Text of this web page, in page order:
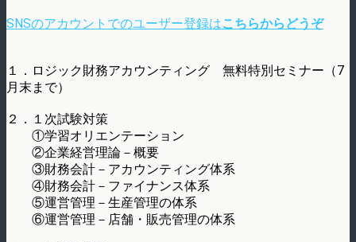
SNSのアカウントでのユーザー登録はこちらからどうぞ
１．ロジック財務アカウンティング 無料特別セミナー（7
月末まで）
２．１次試験対策
①学習オリエンテーション
②企業経営理論－概要
③財務会計－アカウンティング体系
④財務会計－ファイナンス体系
⑤運営管理－生産管理の体系
⑥運営管理－店舗・販売管理の体系